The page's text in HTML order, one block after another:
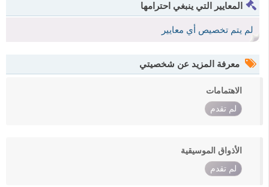
المعايير التي ينبغي احترامها
لم يتم تخصيص أي معايير
معرفة المزيد عن شخصيتي
الاهتمامات
لم تقدم
الأذواق الموسيقية
لم تقدم